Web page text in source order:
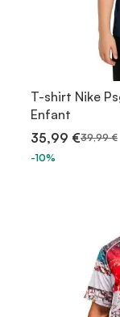
T-shirt Nike
Enfant
35,99 €39,99 €
-10%